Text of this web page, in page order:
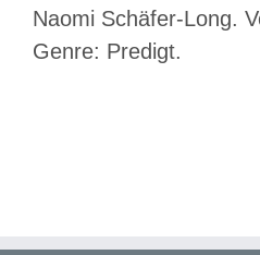
Naomi Schäfer-Long.
Genre: Predigt.